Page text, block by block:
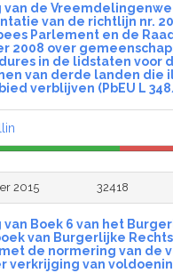
van de
van de richtlijn nr.
Parlement en de
2008 over
in de lidstaten voor
van derde landen die
verblijven (PbEU L
2015 32418
Boek 6 van het
van Burgerlijke
de normering van de
verkrijging van